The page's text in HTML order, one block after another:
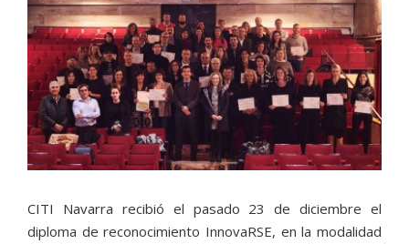
imagen
más
grande
CITI Navarra recibió el pasado 23 de diciembre el
diploma de reconocimiento InnovaRSE, en la modalidad